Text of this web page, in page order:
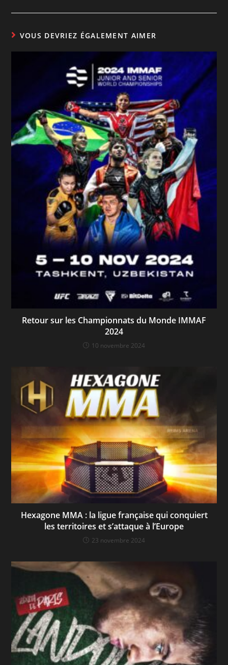
VOUS DEVRIEZ ÉGALEMENT AIMER
Retour sur les Championnats du Monde IMMAF
2024
10 novembre 2024
Hexagone MMA : la ligue française qui conquiert
les territoires et s’attaque à l’Europe
23 novembre 2024